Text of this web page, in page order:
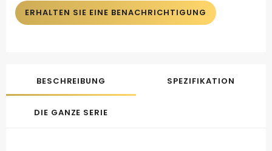
ERHALTEN SIE EINE BENACHRICHTIGUNG
BESCHREIBUNG SPEZIFIKATION
DIE GANZE SERIE